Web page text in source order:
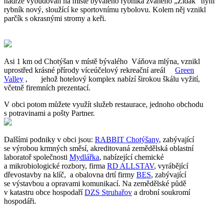
rybník nový, sloužící ke sportovnímu rybolovu. Kolem něj vznikl
parčík s okrasnými stromy a keři.
Asi 1 km od Chotýšan v místě bývalého Váňova mlýna, vznikl
uprostřed krásné přírody víceúčelový rekreační areál Green
Valley , jehož hotelový komplex nabízí širokou škálu vyžití,
včetně firemních prezentací.
V obci potom můžete využít služeb restaurace, jednoho obchodu
s potravinami a pošty Partner.
Dalšími podniky v obci jsou: RABBIT Chotýšany, zabývající
se výrobou krmných směsí, akreditovaná zemědělská oblastní
laboratoř společnosti Mydlářka, nabízející chemické
a mikrobiologické rozbory, firma RD ALLSTAV, vyrábějící
dřevostavby na klíč, a obalovna drtí firmy BES, zabývající
se výstavbou a opravami komunikací. Na zemědělské půdě
v katastru obce hospodaříDZS Struhařov a drobní soukromí
hospodáři.